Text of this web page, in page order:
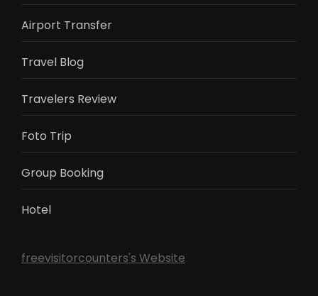
Airport Transfer
Travel Blog
Travelers Review
Foto Trip
Group Booking
Hotel
freevisitorcounters's Website